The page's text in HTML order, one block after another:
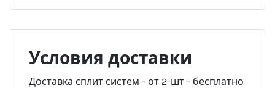
Условия доставки
Доставка сплит систем - от 2-шт - бесплатно